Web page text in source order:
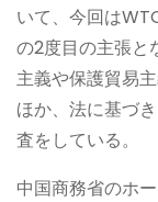
いて、今回は
の2度目の主張と
主義や保護貿易
ほか、法に基づ
査をしている。
中国商務省のホ